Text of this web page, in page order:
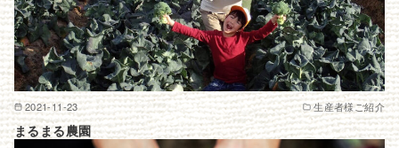
2021-11-23 生産者様ご紹介
まるまる農園